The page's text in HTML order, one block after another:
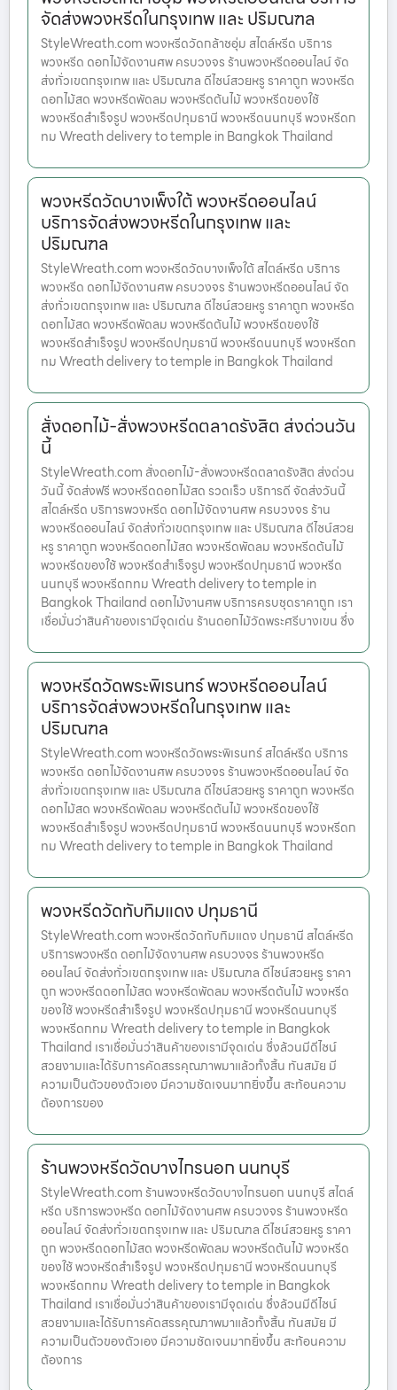
จัดส่งพวงหรีดในกรุงเทพ และ ปริมณฑล
StyleWreath.com พวงหรีดวัดกล้าชอุ่ม สไตล์หรีด บริการ
พวงหรีด ดอกไม้จัดงานศพ ครบวงจร ร้านพวงหรีดออนไลน์ จัด
ส่งทั่วเขตกรุงเทพ และ ปริมณฑล ดีไซน์สวยหรู ราคาถูก พวงหรีด
ดอกไม้สด พวงหรีดพัดลม พวงหรีดต้นไม้ พวงหรีดของใช้
พวงหรีดสำเร็จรูป พวงหรีดปทุมธานี พวงหรีดนนทบุรี พวงหรีดก
ทม Wreath delivery to temple in Bangkok Thailand
พวงหรีดวัดบางเพ็งใต้ พวงหรีดออนไลน์
บริการจัดส่งพวงหรีดในกรุงเทพ และ
ปริมณฑล
StyleWreath.com พวงหรีดวัดบางเพ็งใต้ สไตล์หรีด บริการ
พวงหรีด ดอกไม้จัดงานศพ ครบวงจร ร้านพวงหรีดออนไลน์ จัด
ส่งทั่วเขตกรุงเทพ และ ปริมณฑล ดีไซน์สวยหรู ราคาถูก พวงหรีด
ดอกไม้สด พวงหรีดพัดลม พวงหรีดต้นไม้ พวงหรีดของใช้
พวงหรีดสำเร็จรูป พวงหรีดปทุมธานี พวงหรีดนนทบุรี พวงหรีดก
ทม Wreath delivery to temple in Bangkok Thailand
สั่งดอกไม้-สั่งพวงหรีดตลาดรังสิต ส่งด่วนวัน
นี้
StyleWreath.com สั่งดอกไม้-สั่งพวงหรีดตลาดรังสิต ส่งด่วน
วันนี้ จัดส่งฟรี พวงหรีดดอกไม้สด รวดเร็ว บริการดี จัดส่งวันนี้
สไตล์หรีด บริการพวงหรีด ดอกไม้จัดงานศพ ครบวงจร ร้าน
พวงหรีดออนไลน์ จัดส่งทั่วเขตกรุงเทพ และ ปริมณฑล ดีไซน์สวย
หรู ราคาถูก พวงหรีดดอกไม้สด พวงหรีดพัดลม พวงหรีดต้นไม้
พวงหรีดของใช้ พวงหรีดสำเร็จรูป พวงหรีดปทุมธานี พวงหรีด
นนทบุรี พวงหรีดกทม Wreath delivery to temple in
Bangkok Thailand ดอกไม้งานศพ บริการครบชุดราคาถูก เรา
เชื่อมั่นว่าสินค้าของเรามีจุดเด่น ร้านดอกไม้วัดพระศรีบางเขน ซึ่ง
พวงหรีดวัดพระพิเรนทร์ พวงหรีดออนไลน์
บริการจัดส่งพวงหรีดในกรุงเทพ และ
ปริมณฑล
StyleWreath.com พวงหรีดวัดพระพิเรนทร์ สไตล์หรีด บริการ
พวงหรีด ดอกไม้จัดงานศพ ครบวงจร ร้านพวงหรีดออนไลน์ จัด
ส่งทั่วเขตกรุงเทพ และ ปริมณฑล ดีไซน์สวยหรู ราคาถูก พวงหรีด
ดอกไม้สด พวงหรีดพัดลม พวงหรีดต้นไม้ พวงหรีดของใช้
พวงหรีดสำเร็จรูป พวงหรีดปทุมธานี พวงหรีดนนทบุรี พวงหรีดก
ทม Wreath delivery to temple in Bangkok Thailand
พวงหรีดวัดทับทิมแดง ปทุมธานี
StyleWreath.com พวงหรีดวัดทับทิมแดง ปทุมธานี สไตล์หรีด
บริการพวงหรีด ดอกไม้จัดงานศพ ครบวงจร ร้านพวงหรีด
ออนไลน์ จัดส่งทั่วเขตกรุงเทพ และ ปริมณฑล ดีไซน์สวยหรู ราคา
ถูก พวงหรีดดอกไม้สด พวงหรีดพัดลม พวงหรีดต้นไม้ พวงหรีด
ของใช้ พวงหรีดสำเร็จรูป พวงหรีดปทุมธานี พวงหรีดนนทบุรี
พวงหรีดกทม Wreath delivery to temple in Bangkok
Thailand เราเชื่อมั่นว่าสินค้าของเรามีจุดเด่น ซึ่งล้วนมีดีไซน์
สวยงามและได้รับการคัดสรรคุณภาพมาแล้วทั้งสิ้น ทันสมัย มี
ความเป็นตัวของตัวเอง มีความชัดเจนมากยิ่งขึ้น สะท้อนความ
ต้องการของ
ร้านพวงหรีดวัดบางไกรนอก นนทบุรี
StyleWreath.com ร้านพวงหรีดวัดบางไกรนอก นนทบุรี สไตล์
หรีด บริการพวงหรีด ดอกไม้จัดงานศพ ครบวงจร ร้านพวงหรีด
ออนไลน์ จัดส่งทั่วเขตกรุงเทพ และ ปริมณฑล ดีไซน์สวยหรู ราคา
ถูก พวงหรีดดอกไม้สด พวงหรีดพัดลม พวงหรีดต้นไม้ พวงหรีด
ของใช้ พวงหรีดสำเร็จรูป พวงหรีดปทุมธานี พวงหรีดนนทบุรี
พวงหรีดกทม Wreath delivery to temple in Bangkok
Thailand เราเชื่อมั่นว่าสินค้าของเรามีจุดเด่น ซึ่งล้วนมีดีไซน์
สวยงามและได้รับการคัดสรรคุณภาพมาแล้วทั้งสิ้น ทันสมัย มี
ความเป็นตัวของตัวเอง มีความชัดเจนมากยิ่งขึ้น สะท้อนความ
ต้องการ